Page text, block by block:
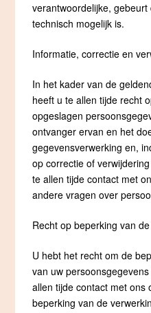
verantwoordelijke,
technisch mogelijk is.
Informatie, correctie en
In het kader van de
heeft u te allen tijde recht
opgeslagen
ontvanger ervan en het
gegevensverwerking en,
op correctie of
te allen tijde contact met
andere vragen over
Recht op beperking van
U hebt het recht om de
van uw
allen tijde contact met ons
beperking van de